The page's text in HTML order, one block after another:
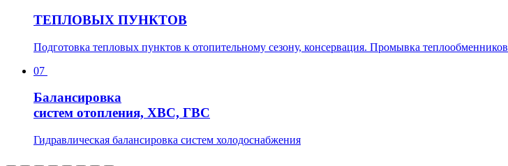
ТЕПЛОВЫХ ПУНКТОВ
Подготовка тепловых пунктов к отопительному сезону, консервация. Промывка теплообменников
07
Балансировка
систем отопления, ХВС, ГВС
Гидравлическая балансировка систем холодоснабжения